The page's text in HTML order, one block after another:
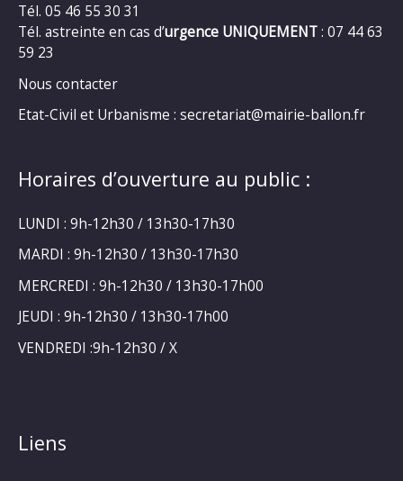
Tél. 05 46 55 30 31
Tél. astreinte en cas d’urgence UNIQUEMENT: 07 44 63
59 23
Nous contacter
Etat-Civil et Urbanisme : secretariat@mairie-ballon.fr
Horaires d’ouverture au public :
LUNDI : 9h-12h30 / 13h30-17h30
MARDI : 9h-12h30 / 13h30-17h30
MERCREDI : 9h-12h30 / 13h30-17h00
JEUDI : 9h-12h30 / 13h30-17h00
VENDREDI :9h-12h30 / X
Liens